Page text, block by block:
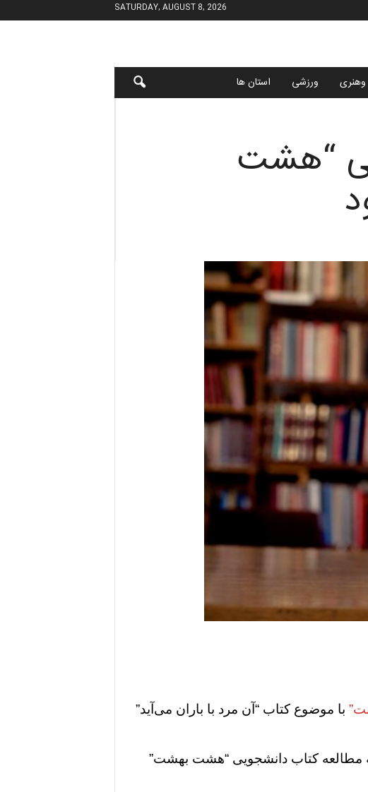
SATURDAY, AUGUST 8, 2026
ورزشی استان ها
“هشت
با موضوع کتاب “آن مرد با باران می‌آید”
مطالعه کتاب دانشجویی “هشت بهشت”